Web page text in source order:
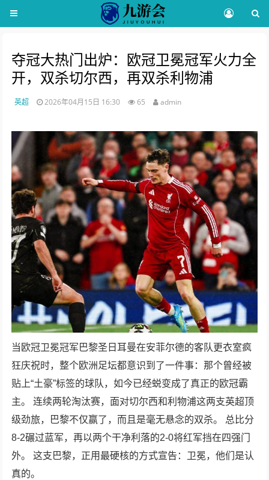
夺冠大热门出炉：欧冠卫冕冠军火力全
开，双杀切尔西，再双杀利物浦
英超 2026年04月15日 16:30 65 admin
当欧冠卫冕冠军巴黎圣日耳曼在安菲尔德的客队更衣室疯
狂庆祝时，整个欧洲足坛都意识到了一件事：那个曾经被
贴上“土豪”标签的球队，如今已经蜕变成了真正的欧冠霸
主。 连续两轮淘汰赛，面对切尔西和利物浦这两支英超顶
级劲旅，巴黎不仅赢了，而且是毫无悬念的双杀。 总比分
8-2碾过蓝军，再以两个干净利落的2-0将红军挡在四强门
外。 这支巴黎，正用最硬核的方式宣告：卫冕，他们是认
真的。